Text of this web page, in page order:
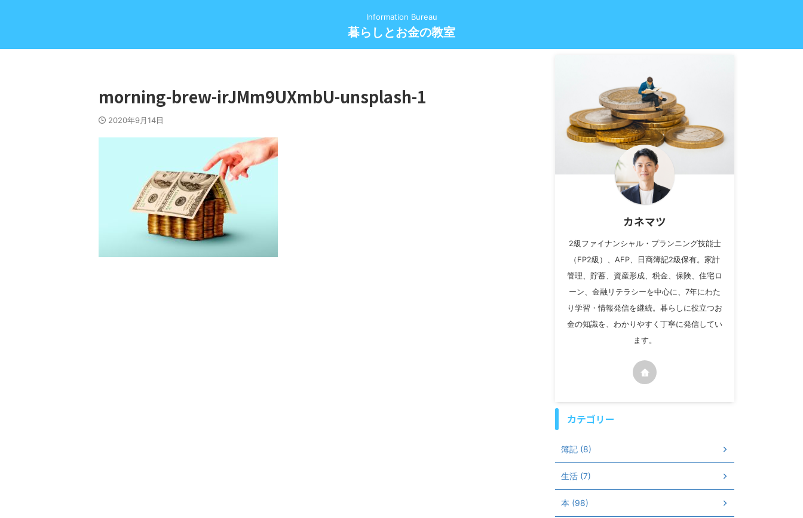
Information Bureau
暮らしとお金の教室
morning-brew-irJMm9UXmbU-unsplash-1
2020年9月14日
カネマツ
2級ファイナンシャル・プランニング技能士
（FP2級）、AFP、日商簿記2級保有。家計
管理、貯蓄、資産形成、税金、保険、住宅ロ
ーン、金融リテラシーを中心に、7年にわた
り学習・情報発信を継続。暮らしに役立つお
金の知識を、わかりやすく丁寧に発信してい
ます。
カテゴリー
簿記 (8)
生活 (7)
本 (98)